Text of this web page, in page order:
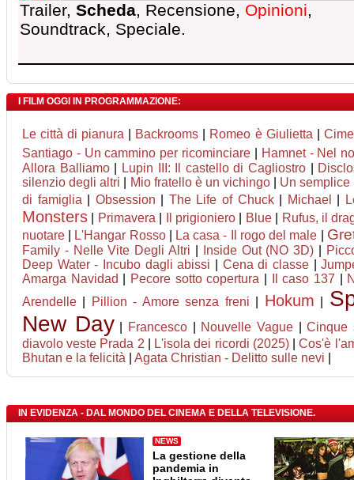
Trailer, Scheda, Recensione, Opinioni,
Soundtrack, Speciale.
I FILM OGGI IN PROGRAMMAZIONE:
Le città di pianura Backrooms Romeo è Giulietta
Santiago - Un cammino per ricominciare
Hamnet - Nel
Allora Balliamo| Lupin III: Il castello di Cagliostro
silenzio degli altri
Mio fratello è un vichingo| Un semplice
di famiglia
Obsession The Life of Chuck| Michael
Monsters Primavera Il prigioniero Blue|
Rufus, il
nuotare
L'Hangar Rosso| La casa - Il rogo del male
Family - Nelle Vite Degli Altri Inside Out (NO 3D)
Deep Water - Incubo dagli abissi
Cena di classe |
Amarga Navidad
Pecore sotto copertura Il caso 137
Arendelle
Pillion - Amore senza freni Hokum
New Day
Francesco Nouvelle Vague |Cinque
diavolo veste Prada 2
L'isola dei ricordi (2025)|Cos'è
Bhutan e la felicità
Agata Christian - Delitto sulle nevi
IN EVIDENZA - DAL MONDO DEL CINEMA E DELLA TELEVISIONE.
NEWS
La gestione della
pandemia in